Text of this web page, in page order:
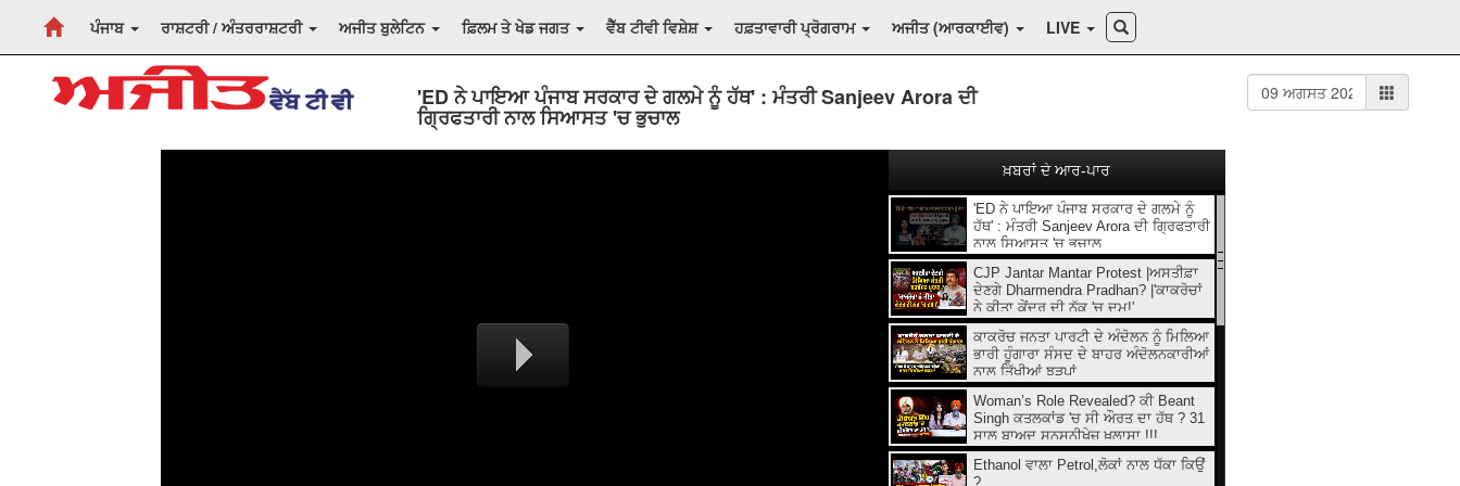
ਪੰਜਾਬ ਰਾਸ਼ਟਰੀ / ਅੰਤਰਰਾਸ਼ਟਰੀ ਅਜੀਤ ਬੁਲੇਟਿਨ ਫ਼ਿਲਮ ਤੇ ਖੇਡ ਜਗਤ ਵੈੱਬ ਟੀਵੀ ਵਿਸ਼ੇਸ਼ ਹਫ਼ਤਾਵਾਰੀ ਪ੍ਰੋਗਰਾਮ ਅਜੀਤ (ਆਰਕਾਈਵ) LIVE
'ED ਨੇ ਪਾਇਆ ਪੰਜਾਬ ਸਰਕਾਰ ਦੇ ਗਲਮੇ ਨੂੰ ਹੱਥ' : ਮੰਤਰੀ Sanjeev Arora ਦੀ
ਗ੍ਰਿਫਤਾਰੀ ਨਾਲ ਸਿਆਸਤ 'ਚ ਭੁਚਾਲ
'ED ਨੇ ਪਾਇਆ ਪੰਜਾਬ ਸਰਕਾਰ ਦੇ ਗਲਮੇ ਨੂੰ
ਹੱਥ' : ਮੰਤਰੀ Sanjeev Arora ਦੀ ਗ੍ਰਿਫਤਾਰੀ
ਨਾਲ ਸਿਆਸਤ 'ਚ ਭੁਚਾਲ
CJP Jantar Mantar Protest |ਅਸਤੀਫ਼ਾ
ਦੇਣਗੇ Dharmendra Pradhan? |'ਕਾਕਰੋਚਾਂ
ਨੇ ਕੀਤਾ ਕੇਂਦਰ ਦੀ ਨੱਕ 'ਚ ਦਮ!'
ਕਾਕਰੋਚ ਜਨਤਾ ਪਾਰਟੀ ਦੇ ਅੰਦੋਲਨ ਨੂੰ ਮਿਲਿਆ
ਭਾਰੀ ਹੂੰਗਾਰਾ ਸੰਸਦ ਦੇ ਬਾਹਰ ਅੰਦੋਲਨਕਾਰੀਆਂ
ਨਾਲ ਤਿੱਖੀਆਂ ਝੜਪਾਂ
Woman’s Role Revealed? ਕੀ Beant
Singh ਕਤਲਕਾਂਡ 'ਚ ਸੀ ਔਰਤ ਦਾ ਹੱਥ ? 31
ਸਾਲ ਬਾਅਦ ਸਨਸਨੀਖੇਜ਼ ਖ਼ੁਲਾਸਾ !!!
Ethanol ਵਾਲਾ Petrol,ਲੋਕਾਂ ਨਾਲ ਧੱਕਾ ਕਿਉਂ
?
ਖ਼ਬਰਾਂ ਦੇ ਆਰ-ਪਾਰ